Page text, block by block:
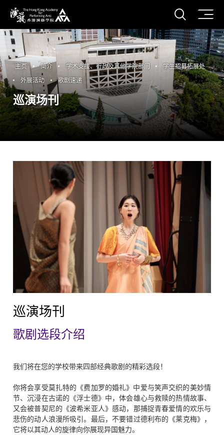
香港演艺学院
打开
主页 简介 学术支援、行政及其他学院部门
学生招募拓展处
外展活动
歌剧速递
巡演场刊
巡演场刊
歌剧选段介绍
我们将在您的学校带来四部经典歌剧的精彩选段！
你将会享受莫扎特的《费加罗的婚礼》中爱与笑声交织的美妙情
节、沉浸在古诺的《浮士德》中，体会雄心与救赎的热情故事、
又会被普契尼的《波希米亚人》感动，那捕捉青春爱情的欢乐与
悲伤的动人浪漫所吸引。最后，不要错过德利布的《莱克梅》，
它将以其动人的旋律向你展现异国魅力。